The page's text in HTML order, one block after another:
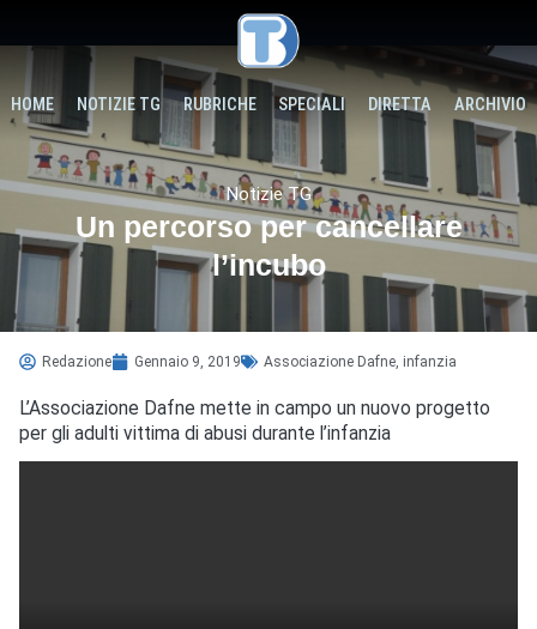
HOME NOTIZIE TG RUBRICHE SPECIALI DIRETTA ARCHIVIO
Notizie TG
Un percorso per cancellare
l’incubo
Redazione Gennaio 9, 2019 Associazione Dafne infanzia
L’Associazione Dafne mette in campo un nuovo progetto
per gli adulti vittima di abusi durante l’infanzia